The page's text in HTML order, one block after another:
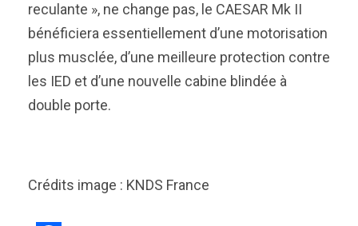
reculante », ne change pas, le CAESAR Mk II
bénéficiera essentiellement d’une motorisation
plus musclée, d’une meilleure protection contre
les IED et d’une nouvelle cabine blindée à
double porte.
Crédits image : KNDS France